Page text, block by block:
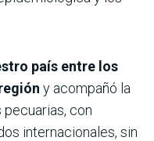
país entre los
y acompañó la
con
internacionales, sin